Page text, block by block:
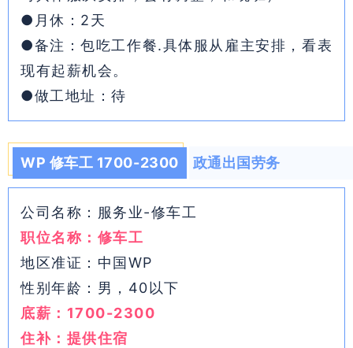
●月休：2天
●备注：包吃工作餐.具体服从雇主安排，看表
现有起薪机会。
●做工地址：待
WP 修车工 1700-2300 政通出国劳务
公司名称：服务业-修车工
职位名称：修车工
地区准证：中国WP
性别年龄：男，40以下
底薪：1700-2300
住补：提供住宿